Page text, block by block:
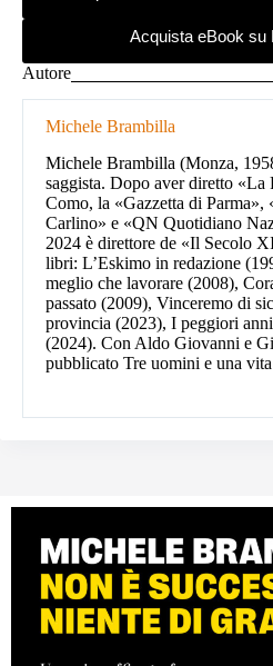
Acquista eBook su
Autore
Michele Brambilla
Michele Brambilla (Monza,
saggista. Dopo aver diretto «La
Como, la «Gazzetta di Parma»,
Carlino» e «QN Quotidiano
2024 è direttore de «Il Secolo
libri: L’Eskimo in redazione
meglio che lavorare (2008),
passato (2009), Vinceremo di
provincia (2023), I peggiori
(2024). Con Aldo Giovanni e
pubblicato Tre uomini e una